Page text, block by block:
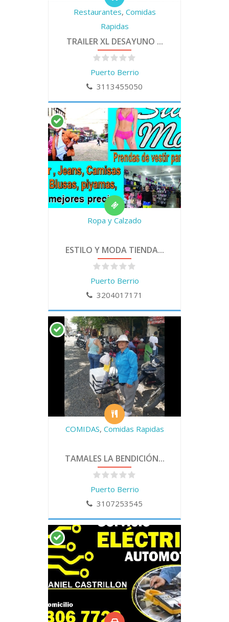
Restaurantes, Comidas
Rapidas
TRAILER XL DESAYUNO ...
Puerto Berrio
3113455050
Ropa y Calzado
ESTILO Y MODA TIENDA...
Puerto Berrio
3204017171
COMIDAS, Comidas Rapidas
TAMALES LA BENDICIÓN...
Puerto Berrio
3107253545